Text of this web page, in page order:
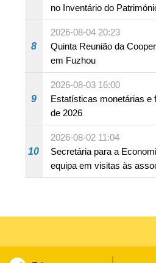
no Inventário do
8
2026-08-04 20:23
Quinta Reunião da
em Fuzhou
9
2026-08-03 16:00
Estatísticas monetárias e
de 2026
10
2026-08-02 11:04
Secretária para a
equipa em visitas às
consolidar consensos e